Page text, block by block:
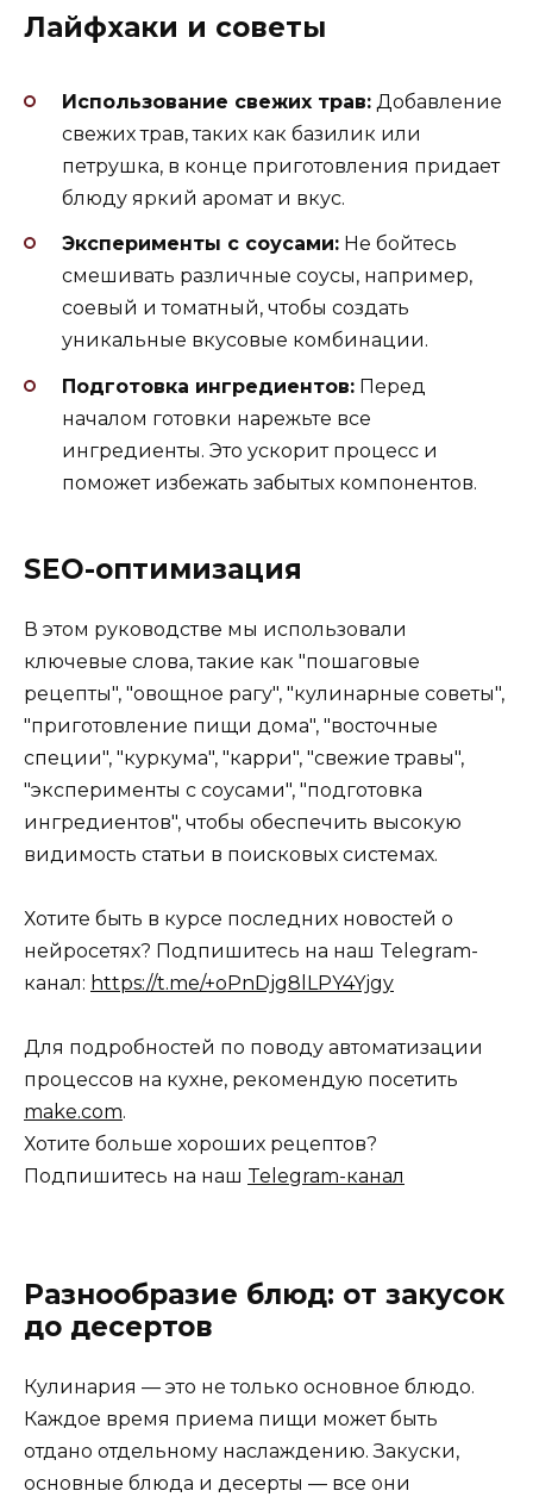
Лайфхаки и советы
Использование свежих трав: Добавление
свежих трав, таких как базилик или
петрушка, в конце приготовления придает
блюду яркий аромат и вкус.
Эксперименты с соусами: Не бойтесь
смешивать различные соусы, например,
соевый и томатный, чтобы создать
уникальные вкусовые комбинации.
Подготовка ингредиентов: Перед
началом готовки нарежьте все
ингредиенты. Это ускорит процесс и
поможет избежать забытых компонентов.
SEO-оптимизация
В этом руководстве мы использовали
ключевые слова, такие как "пошаговые
рецепты", "овощное рагу", "кулинарные советы",
"приготовление пищи дома", "восточные
специи", "куркума", "карри", "свежие травы",
"эксперименты с соусами", "подготовка
ингредиентов", чтобы обеспечить высокую
видимость статьи в поисковых системах.
Хотите быть в курсе последних новостей о
нейросетях? Подпишитесь на наш Telegram-
канал: https://t.me/+oPnDjg8lLPY4Yjgy
Для подробностей по поводу автоматизации
процессов на кухне, рекомендую посетить
make.com.
Хотите больше хороших рецептов?
Подпишитесь на наш Telegram-канал
Разнообразие блюд: от закусок
до десертов
Кулинария — это не только основное блюдо.
Каждое время приема пищи может быть
отдано отдельному наслаждению. Закуски,
основные блюда и десерты — все они